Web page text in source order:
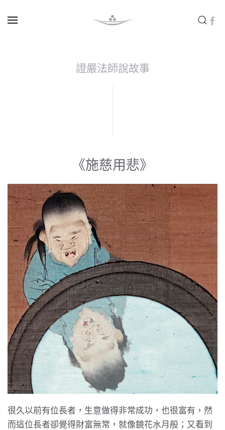
證嚴法師說故事
《施慈用悲》
很久以前有位長者，生意做得非常成功，也很富有，然
而這位長者卻覺得財富無常，就像鏡花水月般；又看到